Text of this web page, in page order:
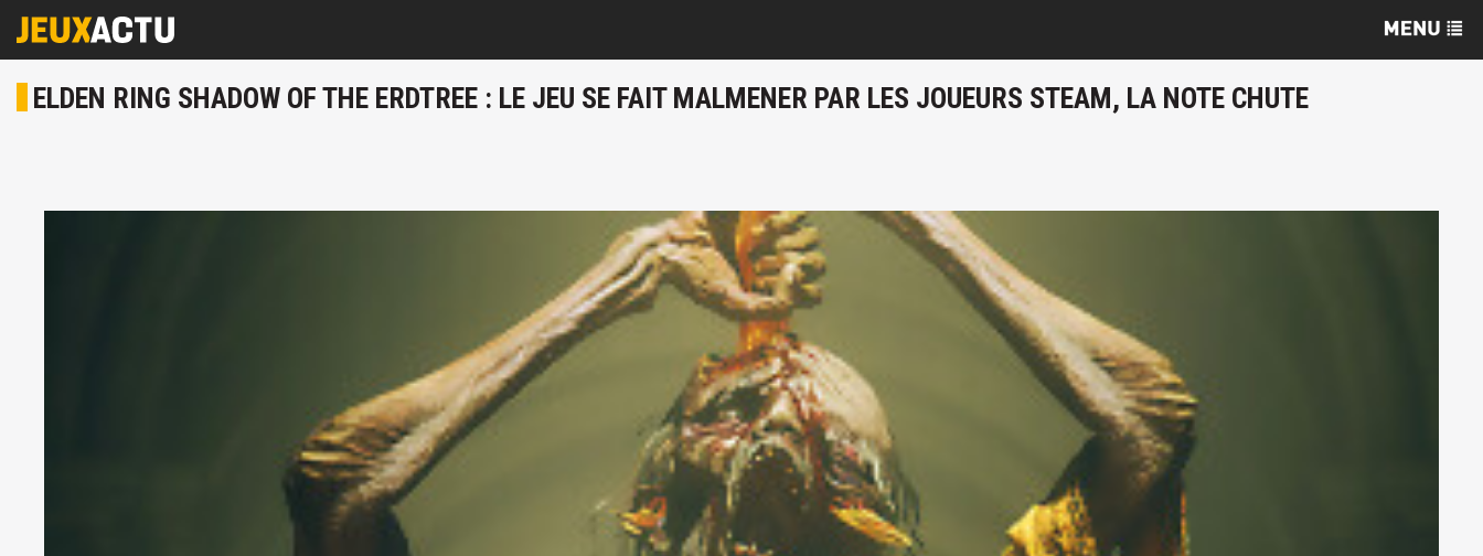
ELDEN RING SHADOW OF THE ERDTREE : LE JEU SE FAIT MALMENER PAR LES JOUEURS STEAM, LA NOTE CHUTE